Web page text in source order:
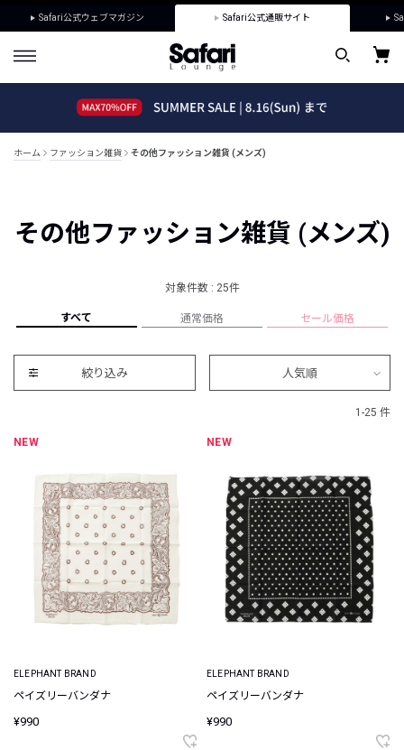
Safari公式ウェブマガジン Safari公式通販サイト
ホーム ファッション雑貨 その他ファッション雑貨 (メンズ)
その他ファッション雑貨 (メンズ)
対象件数 : 25件
すべて 通常価格 セール価格
絞り込み 人気順
1-25 件
NEW
ELEPHANT BRAND
ペイズリーバンダナ
¥990
NEW
ELEPHANT BRAND
ペイズリーバンダナ
¥990